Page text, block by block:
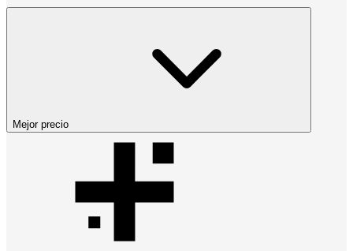
Mejor precio